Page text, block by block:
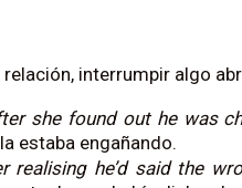
interrumpir algo
she found out he was
estaba engañando.
realising he’d said the